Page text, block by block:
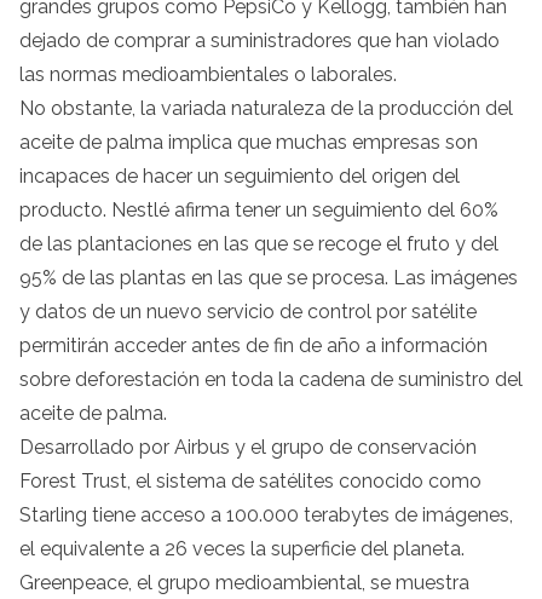
grandes grupos como PepsiCo y Kellogg, también han
dejado de comprar a suministradores que han violado
las normas medioambientales o laborales.
No obstante, la variada naturaleza de la producción del
aceite de palma implica que muchas empresas son
incapaces de hacer un seguimiento del origen del
producto. Nestlé afirma tener un seguimiento del 60%
de las plantaciones en las que se recoge el fruto y del
95% de las plantas en las que se procesa. Las imágenes
y datos de un nuevo servicio de control por satélite
permitirán acceder antes de fin de año a información
sobre deforestación en toda la cadena de suministro del
aceite de palma.
Desarrollado por Airbus y el grupo de conservación
Forest Trust, el sistema de satélites conocido como
Starling tiene acceso a 100.000 terabytes de imágenes,
el equivalente a 26 veces la superficie del planeta.
Greenpeace, el grupo medioambiental, se muestra